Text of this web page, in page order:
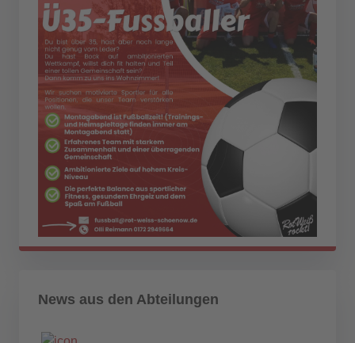
News aus den Abteilungen